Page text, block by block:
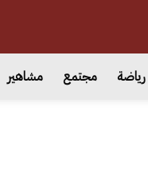
رياضة مجتمع مشاهير